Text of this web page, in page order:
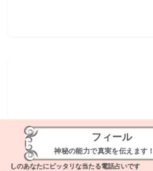
フィール
神秘の能力で真実を伝えます！
あなたにピッタリな当たる電話占いです